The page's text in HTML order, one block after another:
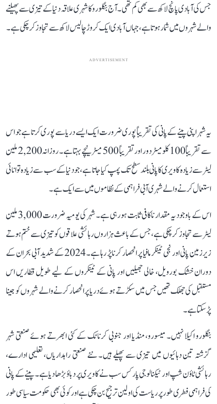
جس کی آبادی پانچ لاکھ سے بھی کم تھی۔ آج بنگلورو کا شہری علاقہ دنیا کے تیزی سے پھیلنے
والے شہروں میں شمار ہوتا ہے، جہاں آبادی ایک کروڑ چالیس لاکھ سے تجاوز کر چکی ہے۔
ADVERTISEMENT
یہ شہر اپنی پینے کے پانی کی تقریباً پوری ضرورت ایک ایسے دریا سے پوری کرتا ہے جو اس
سے تقریباً 100 کلومیٹر دور اور تقریباً 500 میٹر نیچے بہتا ہے۔ روزانہ 2,200 ملین
لیٹر سے زیادہ کاویری کا پانی بلند سطح تک پمپ کیا جاتا ہے، جو دنیا کے سب سے زیادہ توانائی
استعمال کرنے والے شہری آبی فراہمی کے نظاموں میں سے ایک ہے۔
اس کے باوجود یہ مقدار ناکافی ثابت ہو رہی ہے۔ شہر کی یومیہ ضرورت 3,000 ملین
لیٹر سے تجاوز کر چکی ہے، جس کے باعث ہزاروں رہائشی علاقوں کو تیزی سے ختم ہوتے
زیرزمین پانی اور نجی ٹینکر مافیا پر انحصار کرنا پڑ رہا ہے۔ 2024 کے شدید آبی بحران کے
دوران خشک بورویل، خالی جھیلیں اور پانی کے ٹینکروں کے لیے طویل قطاریں اس
مستقبل کی جھلک تھیں جس میں سکڑتے ہوئے دریا پر انحصار کرنے والے شہروں کو جینا
پڑ سکتا ہے۔
بنگلورو اکیلا نہیں۔ میسورو، منڈیا اور جنوبی کرناٹک کے کئی ابھرتے ہوئے صنعتی شہر
گزشتہ تین دہائیوں میں تیزی سے پھیلے ہیں۔ نئے صنعتی راہداریاں، تعلیمی ادارے،
رہائشی ٹاؤن شپ اور ٹیکنالوجی پارکس سب نے کاویری پر دباؤ بڑھا دیا ہے۔ پینے کے پانی
کی فراہمی فطری طور پر ریاست کی اولین ترجیح بن چکی ہے اور کوئی بھی حکومت سیاسی طور